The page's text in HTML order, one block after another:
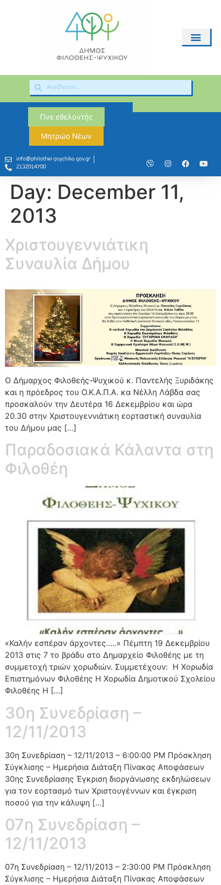
Γίνε εθελοντής
Μητρώο Νέων
info@philothei-psychiko.gov.gr
2132014700
Day: December 11,
2013
Χριστουγεννιάτικη
Συναυλία Δήμου
Ο Δήμαρχος Φιλοθεής-Ψυχικού κ. Παντελής Ξυριδάκης
και η πρόεδρος του Ο.Κ.Α.Π.Α. κα Νέλλη Λάβδα σας
προσκαλούν την Δευτέρα 16 Δεκεμβρίου και ώρα
20.30 στην Χριστουγεννιάτικη εορταστική συναυλία
του Δήμου μας […]
Παραδοσιακά Κάλαντα στη
Φιλοθέη
«Καλήν εσπέραν άρχοντες…..» Πέμπτη 19 Δεκεμβρίου
2013 στις 7 το βράδυ στο Δημαρχείο Φιλοθέης με τη
συμμετοχή τριών χορωδιών. Συμμετέχουν: Η Χορωδία
Επιστημόνων Φιλοθέης Η Χορωδία Δημοτικού Σχολείου
Φιλοθέης Η […]
30η Συνεδρίαση –
12/11/2013
30η Συνεδρίαση – 12/11/2013 – 6:00:00 PM Πρόσκληση
Σύγκλισης – Ημερήσια Διάταξη Πίνακας Αποφάσεων
30ης Συνεδρίασης Έγκριση διοργάνωσης εκδηλώσεων
για τον εορτασμό των Χριστουγέννων και έγκριση
ποσού για την κάλυψη […]
07η Συνεδρίαση –
12/11/2013
07η Συνεδρίαση – 12/11/2013 – 2:30:00 PM Πρόσκληση
Σύγκλισης – Ημερήσια Διάταξη Πίνακας Αποφάσεων